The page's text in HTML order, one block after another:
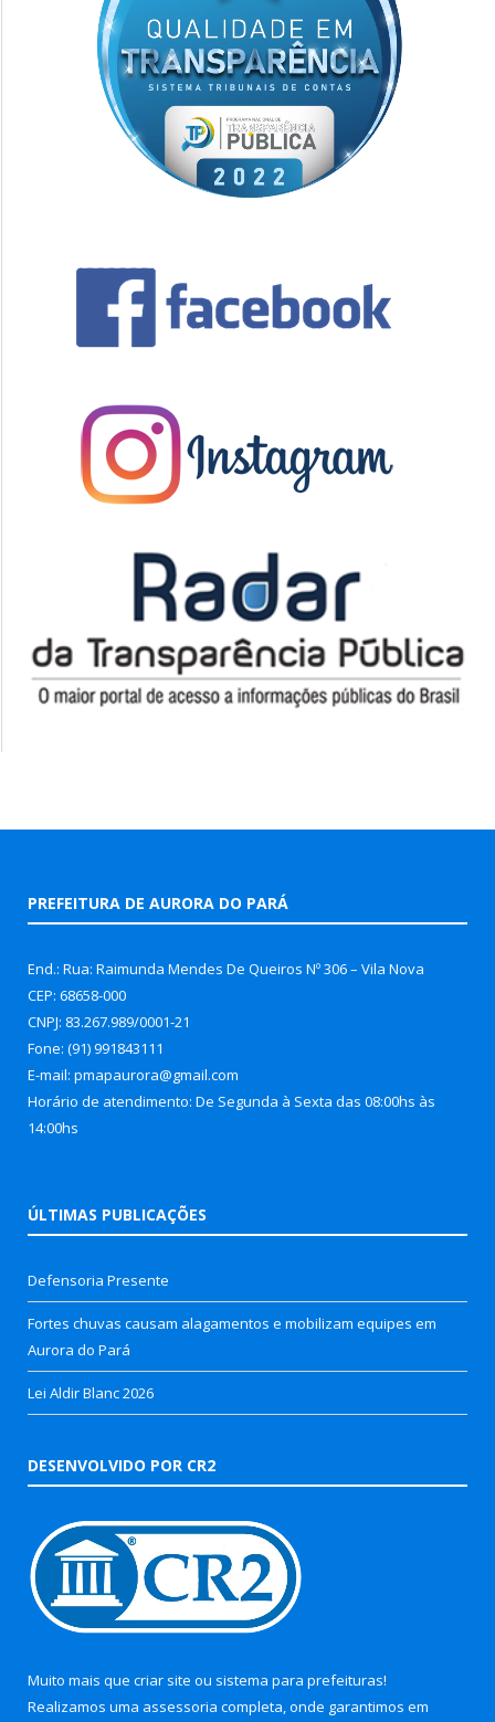
PREFEITURA DE AURORA DO PARÁ
End.: Rua: Raimunda Mendes De Queiros Nº 306 – Vila Nova
CEP: 68658-000
CNPJ: 83.267.989/0001-21
Fone: (91) 991843111
E-mail: pmapaurora@gmail.com
Horário de atendimento: De Segunda à Sexta das 08:00hs às
14:00hs
ÚLTIMAS PUBLICAÇÕES
Defensoria Presente
Fortes chuvas causam alagamentos e mobilizam equipes em
Aurora do Pará
Lei Aldir Blanc 2026
DESENVOLVIDO POR CR2
Muito mais que criar site ou sistema para prefeituras!
Realizamos uma assessoria completa, onde garantimos em